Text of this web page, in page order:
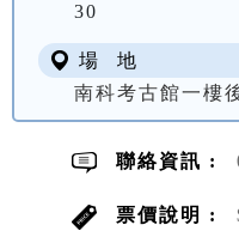
30
場 地
南科考古館一樓
聯絡資訊 :
票價說明 :